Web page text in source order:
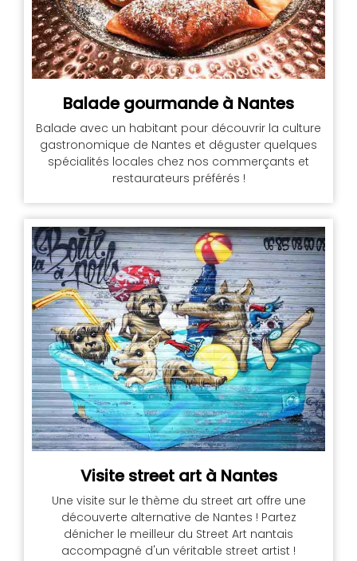
Balade gourmande à Nantes
Balade avec un habitant pour découvrir la culture
gastronomique de Nantes et déguster quelques
spécialités locales chez nos commerçants et
restaurateurs préférés !
Visite street art à Nantes
Une visite sur le thème du street art offre une
découverte alternative de Nantes ! Partez
dénicher le meilleur du Street Art nantais
accompagné d'un véritable street artist !